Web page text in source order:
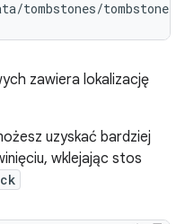
zawiera lokalizację
uzyskać bardziej
wklejając stos